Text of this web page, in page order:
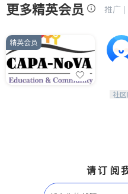
非盈利组织
更多精英会员 推广 |
精英会员
连
社
请订阅